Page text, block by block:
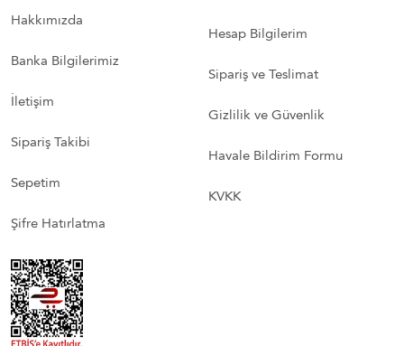
Hakkımızda
Banka Bilgilerimiz
İletişim
Sipariş Takibi
Sepetim
Şifre Hatırlatma
Hesap Bilgilerim
Sipariş ve Teslimat
Gizlilik ve Güvenlik
Havale Bildirim Formu
KVKK